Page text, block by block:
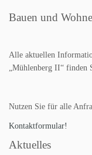
Bauen und
Alle aktuellen
„Mühlenberg II“ finden
Nutzen Sie für alle
Kontaktformular!
Aktuelles